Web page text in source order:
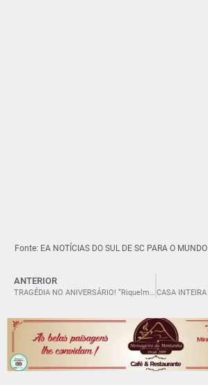
Fonte: EA NOTÍCIAS DO SUL DE SC PARA O MUNDO
ANTERIOR
TRAGÉDIA NO ANIVERSÁRIO! “Riquelme Rodrigues Mendes falece no dia do seu aniversário; sepultamento será em Jaguaruna/SC nesta quarta-feira 24/07”.